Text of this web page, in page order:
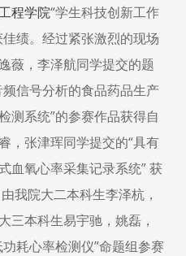
程学院“学生科技创新工作
绩。经过紧张激烈的现场
薇，李泽航同学提交的题
信号分析的食品药品生产
测系统”的参赛作品获得自
，张津珲同学提交的“具有
血氧心率采集记录系统” 获
我院大二本科生李泽杭，
三本科生易宇驰，姚磊，
耗心率检测仪”命题组参赛